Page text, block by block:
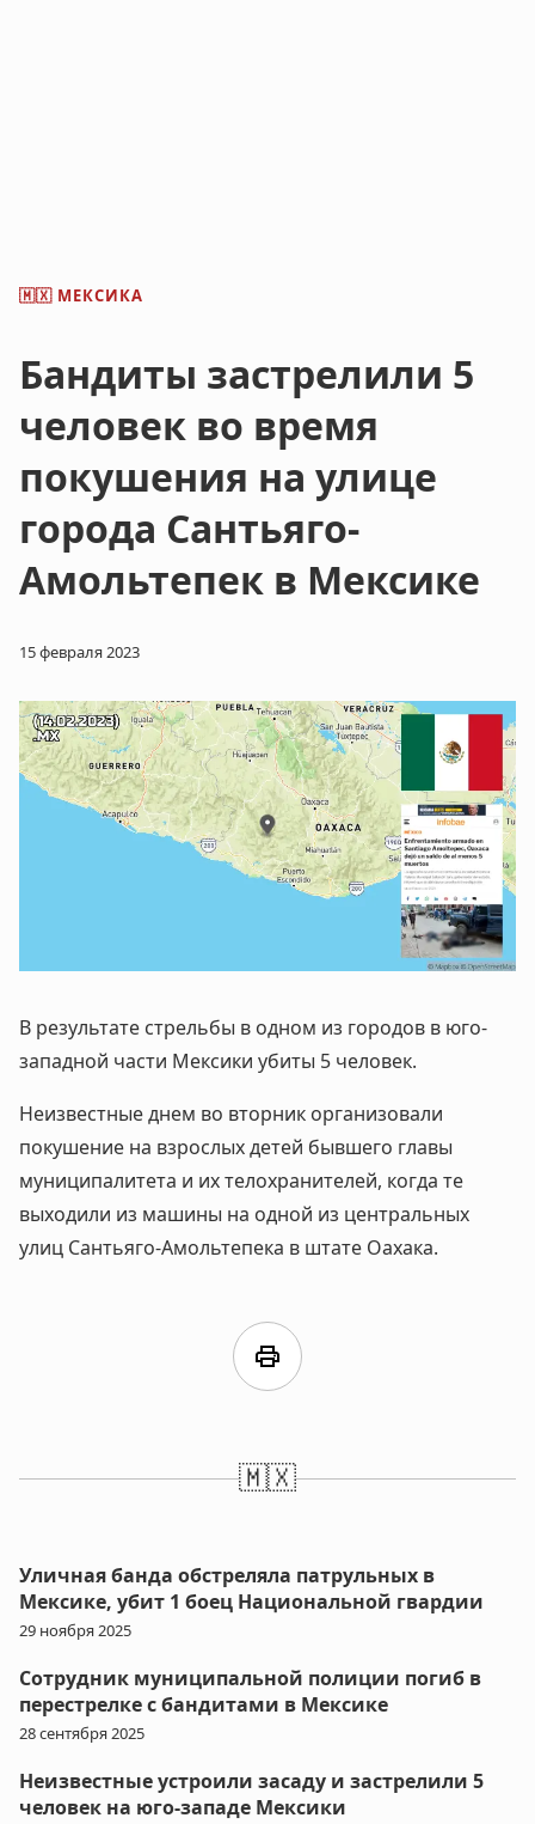
🇲🇽 МЕКСИКА
Бандиты застрелили 5
человек во время
покушения на улице
города Сантьяго-
Амольтепек в Мексике
15 февраля 2023
В результате стрельбы в одном из городов в юго-
западной части Мексики убиты 5 человек.
Неизвестные днем во вторник организовали
покушение на взрослых детей бывшего главы
муниципалитета и их телохранителей, когда те
выходили из машины на одной из центральных
улиц Сантьяго-Амольтепека в штате Оахака.
print
🇲🇽
Уличная банда обстреляла патрульных в
Мексике, убит 1 боец Национальной гвардии
29 ноября 2025
Сотрудник муниципальной полиции погиб в
перестрелке с бандитами в Мексике
28 сентября 2025
Неизвестные устроили засаду и застрелили 5
человек на юго-западе Мексики